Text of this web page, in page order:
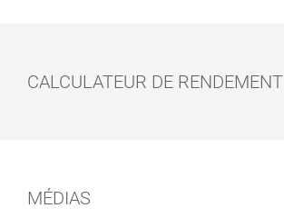
SUPPORT DE
CALCULATEUR DE RENDEMENT
MÉDIAS